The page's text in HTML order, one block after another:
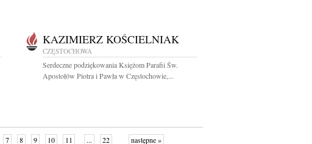
KAZIMIERZ KOŚCIELNIAK
CZĘSTOCHOWA
Serdeczne podziękowania Księżom Parafii Św.
Apostołów Piotra i Pawła w Częstochowie,...
7 8 9 10 11 ... 22 następne »